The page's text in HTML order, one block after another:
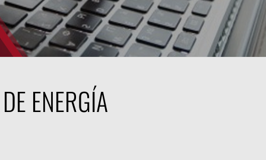
ENERGÍA